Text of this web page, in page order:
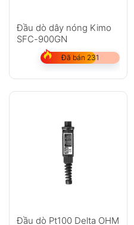
Đầu dò dây nóng Kimo
SFC-900GN
Đã bán 231
Đầu dò Pt100 Delta OHM